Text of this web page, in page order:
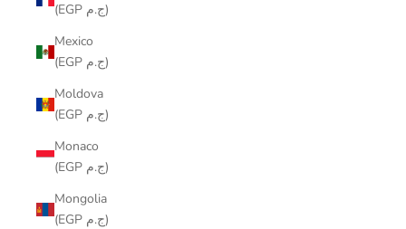
(EGP ج.م)
Mexico
(EGP ج.م)
Moldova
(EGP ج.م)
Monaco
(EGP ج.م)
Mongolia
(EGP ج.م)